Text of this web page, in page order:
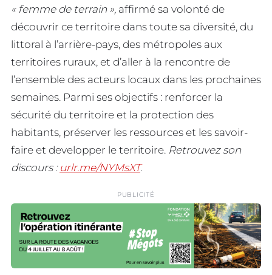
« femme de terrain », affirmé sa volonté de
découvrir ce territoire dans toute sa diversité, du
littoral à l’arrière-pays, des métropoles aux
territoires ruraux, et d’aller à la rencontre de
l’ensemble des acteurs locaux dans les prochaines
semaines. Parmi ses objectifs : renforcer la
sécurité du territoire et la protection des
habitants, préserver les ressources et les savoir-
faire et developper le territoire. Retrouvez son
discours : urlr.me/NYMsXT.
PUBLICITÉ